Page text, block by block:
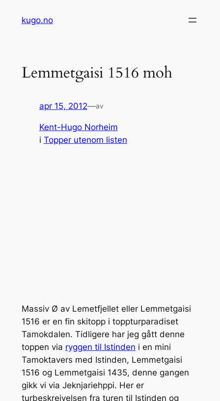
kugo.no
Lemmetgaisi 1516 moh
apr 15, 2012—av
Kent-Hugo Norheim
i Topper utenom listen
Massiv Ø av Lemetfjellet eller Lemmetgaisi
1516 er en fin skitopp i toppturparadiset
Tamokdalen. Tidligere har jeg gått denne
toppen via ryggen til Istinden i en mini
Tamoktavers med Istinden, Lemmetgaisi
1516 og Lemmetgaisi 1435, denne gangen
gikk vi via Jeknjariehppi. Her er
turbeskreivelsen fra turen til Istinden og